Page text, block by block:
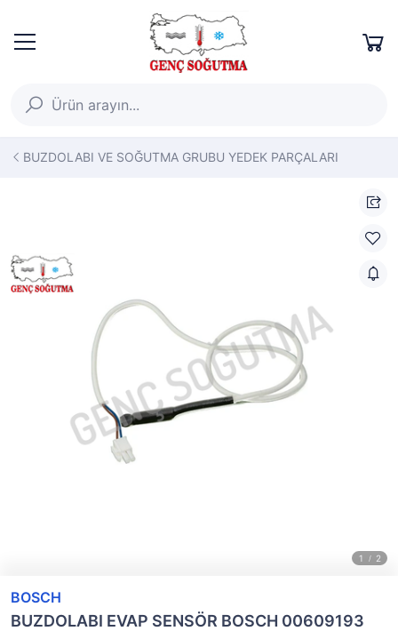
BUZDOLABI VE SOĞUTMA GRUBU YEDEK PARÇALARI
BOSCH
BUZDOLABI EVAP SENSÖR BOSCH 00609193